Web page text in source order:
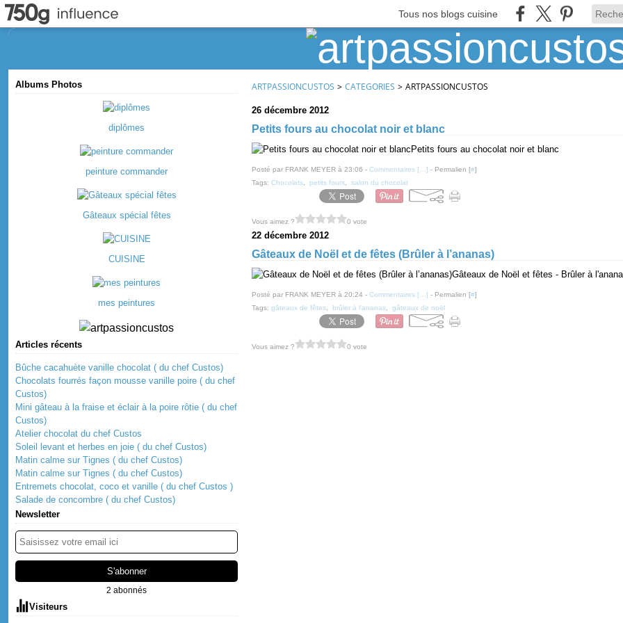
Tous nos blogs cuisine
Albums Photos
diplômes
peinture commander
Gâteaux spécial fêtes
CUISINE
mes peintures
Articles récents
Bûche cacahuète vanille chocolat ( du chef Custos)
Chocolats fourrés façon mousse vanille poire ( du chef
Custos)
Mini gâteau à la fraise et éclair à la poire rôtie ( du chef
Custos)
Atelier chocolat du chef Custos
Soleil levant et herbes en joie ( du chef Custos)
Matin calme sur Tignes ( du chef Custos)
Matin calme sur Tignes ( du chef Custos)
Entremets chocolat, coco et vanille ( du chef Custos )
Salade de concombre ( du chef Custos)
Newsletter
2 abonnés
Visiteurs
ARTPASSIONCUSTOS > CATEGORIES > ARTPASSIONCUSTOS
26 décembre 2012
Petits fours au chocolat noir et blanc
Petits fours au chocolat noir et blanc
Posté par FRANK MEYER à 23:06 - Commentaires [ ] - Permalien [#]
Tags: Chocolats petits fours salon du chocolat
Vous aimez ? 0 vote
22 décembre 2012
Gâteaux de Noël et de fêtes (Brûler à l’ananas)
Gâteaux de Noël et fêtes - Brûler à
Posté par FRANK MEYER à 20:24 - Commentaires [ ] - Permalien [#]
Tags: gâteaux de fêtes brûler à l'ananas gâteaux de noël
Vous aimez ? 0 vote